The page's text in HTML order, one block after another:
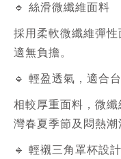
🔹 絲滑微纖維面料
採用柔軟微纖維彈
適無負擔。
🔹 輕盈透氣，適合
相較厚重面料，微
灣春夏季節及悶熱潮
🔹 輕襯三角罩杯設計